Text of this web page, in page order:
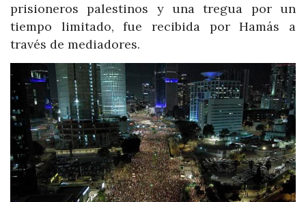
prisioneros palestinos y una tregua por un
tiempo limitado, fue recibida por Hamás a
través de mediadores.